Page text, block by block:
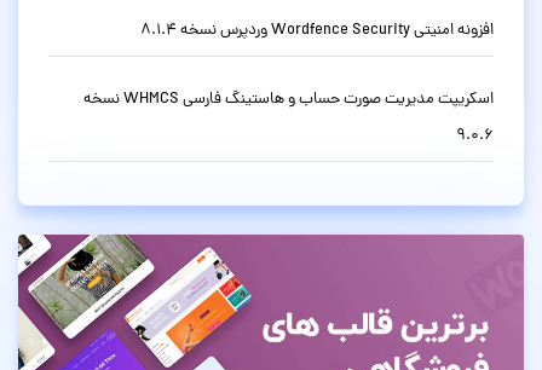
افزونه امنیتی Wordfence Security وردپرس نسخه 8.1.4
اسکریپت مدیریت صورت حساب و هاستینگ فارسی WHMCS نسخه
9.0.6